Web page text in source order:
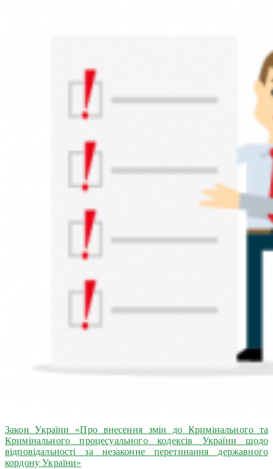
Закон України «Про внесення змін до Кримінального та
Кримінального процесуального кодексів України щодо
відповідальності за незаконне перетинання державного
кордону України»